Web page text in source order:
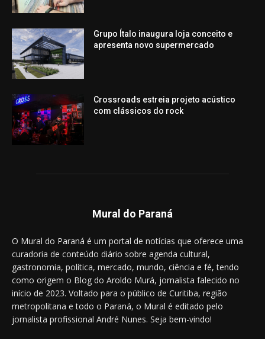
Grupo Ítalo inaugura loja conceito e
apresenta novo supermercado
Crossroads estreia projeto acústico
com clássicos do rock
Mural do Paraná
O Mural do Paraná é um portal de notícias que oferece uma
curadoria de conteúdo diário sobre agenda cultural,
gastronomia, política, mercado, mundo, ciência e fé, tendo
como origem o Blog do Aroldo Murá, jornalista falecido no
início de 2023. Voltado para o público de Curitiba, região
metropolitana e todo o Paraná, o Mural é editado pelo
jornalista profissional André Nunes. Seja bem-vindo!